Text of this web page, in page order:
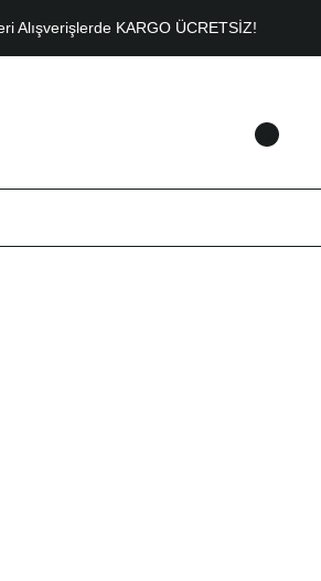
Alışverişlerde KARGO ÜCRETSİZ!